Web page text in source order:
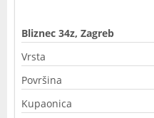
Bliznec 34z, Zagreb
Vrsta
Površina
Kupaonica